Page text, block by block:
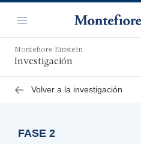
contenido
principal
Navegación
Menú
Montefiore Einstein
Investigación
Volver a la investigación
FASE 2